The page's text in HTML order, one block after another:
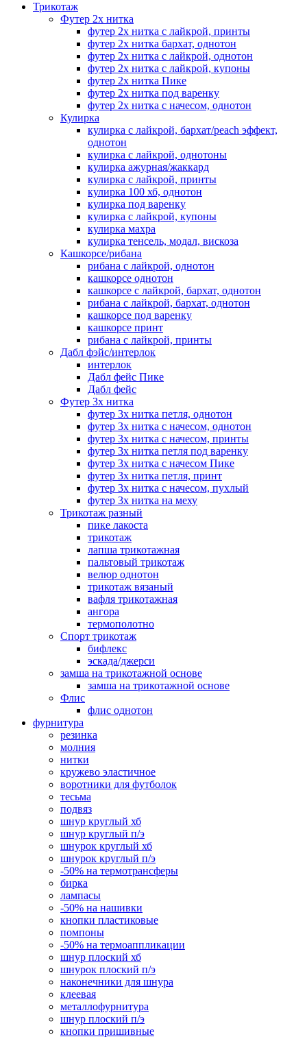
Трикотаж
Футер 2х нитка
футер 2х нитка с лайкрой, принты
футер 2х нитка бархат, однотон
футер 2х нитка с лайкрой, однотон
футер 2х нитка с лайкрой, купоны
футер 2х нитка Пике
футер 2х нитка под варенку
футер 2х нитка с начесом, однотон
Кулирка
кулирка с лайкрой, бархат/peach эффект,
однотон
кулирка с лайкрой, однотоны
кулирка ажурная/жаккард
кулирка с лайкрой, принты
кулирка 100 хб, однотон
кулирка под варенку
кулирка с лайкрой, купоны
кулирка махра
кулирка тенсель, модал, вискоза
Кашкорсе/рибана
рибана с лайкрой, однотон
кашкорсе однотон
кашкорсе с лайкрой, бархат, однотон
рибана с лайкрой, бархат, однотон
кашкорсе под варенку
кашкорсе принт
рибана с лайкрой, принты
Дабл фэйс/интерлок
интерлок
Дабл фейс Пике
Дабл фейс
Футер 3х нитка
футер 3х нитка петля, однотон
футер 3х нитка с начесом, однотон
футер 3х нитка с начесом, принты
футер 3х нитка петля под варенку
футер 3х нитка с начесом Пике
футер 3х нитка петля, принт
футер 3х нитка с начесом, пухлый
футер 3х нитка на меху
Трикотаж разный
пике лакоста
трикотаж
лапша трикотажная
пальтовый трикотаж
велюр однотон
трикотаж вязаный
вафля трикотажная
ангора
термополотно
Спорт трикотаж
бифлекс
эскада/джерси
замша на трикотажной основе
замша на трикотажной основе
Флис
флис однотон
фурнитура
резинка
молния
нитки
кружево эластичное
воротники для футболок
тесьма
подвяз
шнур круглый хб
шнур круглый п/э
шнурок круглый хб
шнурок круглый п/э
-50% на термотрансферы
бирка
лампасы
-50% на нашивки
кнопки пластиковые
помпоны
-50% на термоаппликации
шнур плоский хб
шнурок плоский п/э
наконечники для шнура
клеевая
металлофурнитура
шнур плоский п/э
кнопки пришивные